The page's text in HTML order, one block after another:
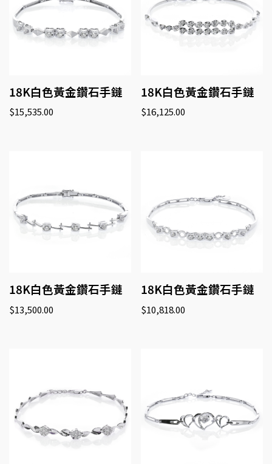
18K白色黃金鑽石手鏈
$15,535.00
18K白色黃金鑽石手鏈
$16,125.00
18K白色黃金鑽石手鏈
$13,500.00
18K白色黃金鑽石手鏈
$10,818.00